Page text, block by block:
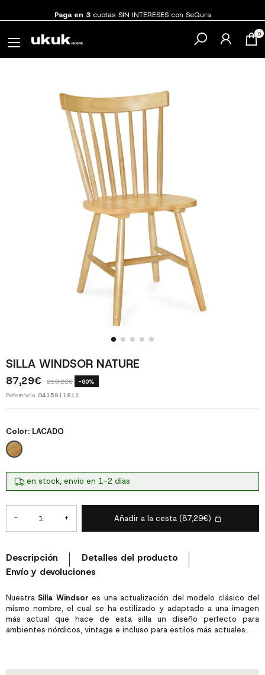
0
SILLA WINDSOR NATURE
87,29€ 218,22€ -60%
Referencia 0415911811
NuestraSilla Windsor es una actualización del modelo clásico del
mismo nombre, el cual se ha estilizado y adaptado a una imagen
más actual que hace de esta silla un diseño perfecto para
ambientes nórdicos, vintage e incluso para estilos más actuales.
Color: LACADO
LACADO
en stock, envío en 1-2 días
- + Añadir a la cesta (87,29€)
Descripción
Detalles del producto
Envío y devoluciones